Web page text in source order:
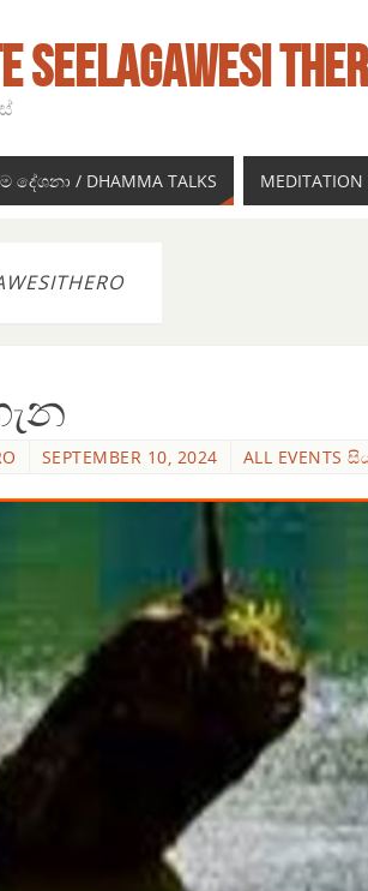
SEELAGAWESI
දේශනා / DHAMMA TALKS MEDITATION
SEPTEMBER 10, 2024 ALL EVENTS